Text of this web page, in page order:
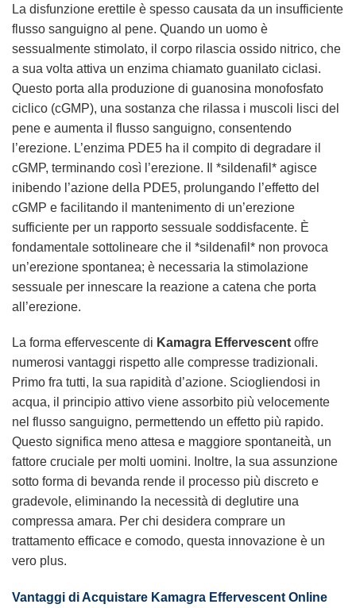
La disfunzione erettile è spesso causata da un insufficiente
flusso sanguigno al pene. Quando un uomo è
sessualmente stimolato, il corpo rilascia ossido nitrico, che
a sua volta attiva un enzima chiamato guanilato ciclasi.
Questo porta alla produzione di guanosina monofosfato
ciclico (cGMP), una sostanza che rilassa i muscoli lisci del
pene e aumenta il flusso sanguigno, consentendo
l’erezione. L’enzima PDE5 ha il compito di degradare il
cGMP, terminando così l’erezione. Il *sildenafil* agisce
inibendo l’azione della PDE5, prolungando l’effetto del
cGMP e facilitando il mantenimento di un’erezione
sufficiente per un rapporto sessuale soddisfacente. È
fondamentale sottolineare che il *sildenafil* non provoca
un’erezione spontanea; è necessaria la stimolazione
sessuale per innescare la reazione a catena che porta
all’erezione.
La forma effervescente di Kamagra Effervescent offre
numerosi vantaggi rispetto alle compresse tradizionali.
Primo fra tutti, la sua rapidità d’azione. Sciogliendosi in
acqua, il principio attivo viene assorbito più velocemente
nel flusso sanguigno, permettendo un effetto più rapido.
Questo significa meno attesa e maggiore spontaneità, un
fattore cruciale per molti uomini. Inoltre, la sua assunzione
sotto forma di bevanda rende il processo più discreto e
gradevole, eliminando la necessità di deglutire una
compressa amara. Per chi desidera comprare un
trattamento efficace e comodo, questa innovazione è un
vero plus.
Vantaggi di Acquistare Kamagra Effervescent Online